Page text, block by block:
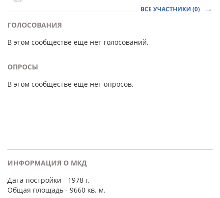
ВСЕ УЧАСТНИКИ (0)
ГОЛОСОВАНИЯ
В этом сообществе еще нет голосований.
ОПРОСЫ
В этом сообществе еще нет опросов.
ИНФОРМАЦИЯ О МКД
Дата постройки - 1978 г.
Общая площадь - 9660 кв. м.